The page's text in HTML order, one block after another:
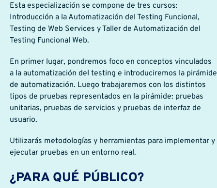
Esta especialización se compone de tres cursos:
Introducción a la Automatización del Testing Funcional,
Testing de Web Services y Taller de Automatización del
Testing Funcional Web.
En primer lugar, pondremos foco en conceptos vinculados
a la automatización del testing e introduciremos la pirámide
de automatización. Luego trabajaremos con los distintos
tipos de pruebas representados en la pirámide: pruebas
unitarias, pruebas de servicios y pruebas de interfaz de
usuario.
Utilizarás metodologías y herramientas para implementar y
ejecutar pruebas en un entorno real.
¿PARA QUÉ PÚBLICO?